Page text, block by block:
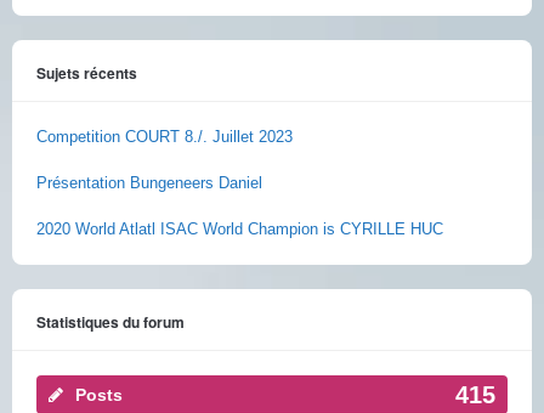
Sujets récents
Competition COURT 8./. Juillet 2023
Présentation Bungeneers Daniel
2020 World Atlatl ISAC World Champion is CYRILLE HUC
Statistiques du forum
Posts 415